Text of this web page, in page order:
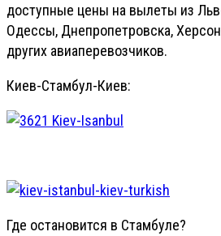
доступные цены на вылеты из
Одессы, Днепропетровска,
других авиаперевозчиков.
Киев-Стамбул-Киев:
Где остановится в Стамбуле?